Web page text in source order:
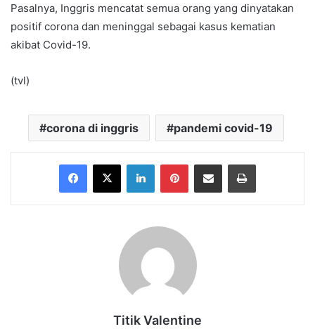
Pasalnya, Inggris mencatat semua orang yang dinyatakan
positif corona dan meninggal sebagai kasus kematian
akibat Covid-19.
(tvl)
corona di inggris pandemi covid-19
Facebook
X LinkedInPinterestShare via Email Print
Titik Valentine